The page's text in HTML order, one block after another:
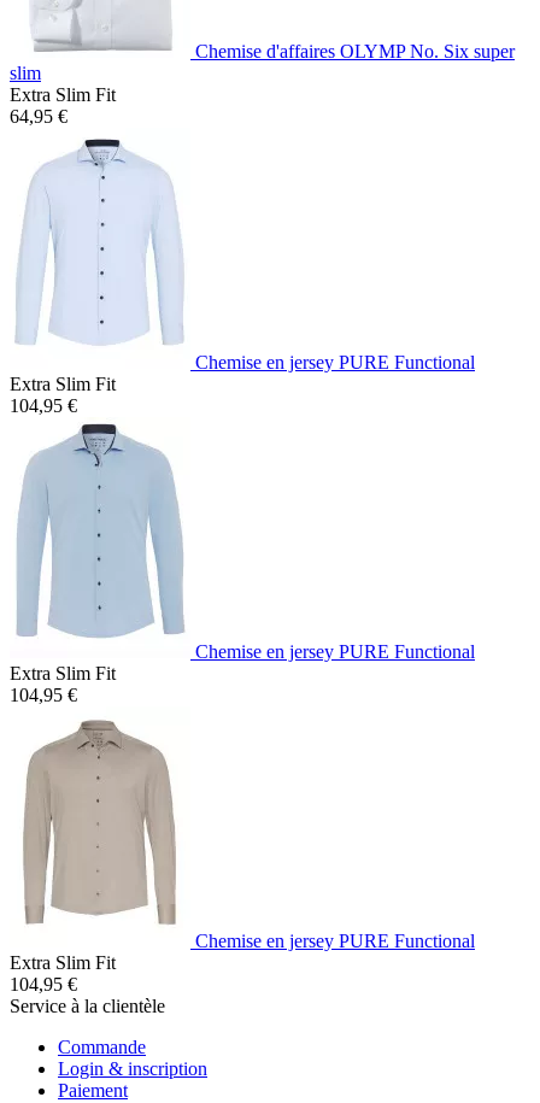
Chemise d'affaires OLYMP No. Six super
slim
Extra Slim Fit
64,95 €
Chemise en jersey PURE Functional
Extra Slim Fit
104,95 €
Chemise en jersey PURE Functional
Extra Slim Fit
104,95 €
Chemise en jersey PURE Functional
Extra Slim Fit
104,95 €
Service à la clientèle
Commande
Login & inscription
Paiement